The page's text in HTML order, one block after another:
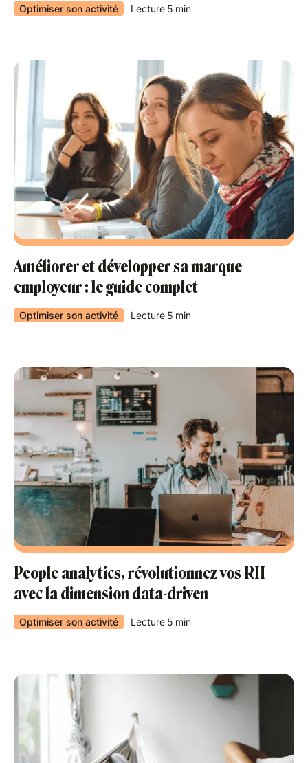
Optimiser son activité Lecture 5 min
Améliorer et développer sa marque
employeur : le guide complet
Optimiser son activité Lecture 5 min
People analytics, révolutionnez vos RH
avec la dimension data-driven
Optimiser son activité Lecture 5 min